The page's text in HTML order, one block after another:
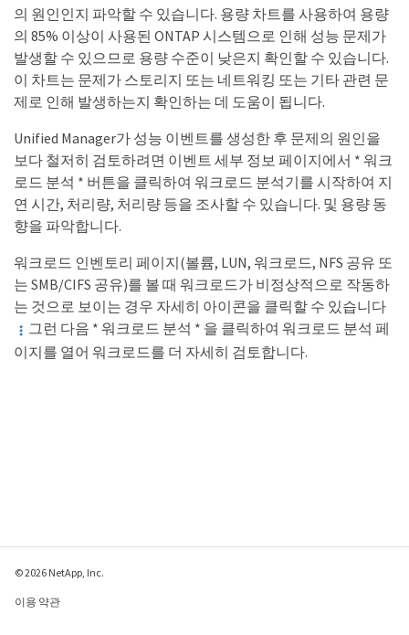
의 원인인지 파악할 수 있습니다. 용량 차트를 사용하여 용량
의 85% 이상이 사용된 ONTAP 시스템으로 인해 성능 문제가
발생할 수 있으므로 용량 수준이 낮은지 확인할 수 있습니다.
이 차트는 문제가 스토리지 또는 네트워킹 또는 기타 관련 문
제로 인해 발생하는지 확인하는 데 도움이 됩니다.
Unified Manager가 성능 이벤트를 생성한 후 문제의 원인을
보다 철저히 검토하려면 이벤트 세부 정보 페이지에서 * 워크
로드 분석 * 버튼을 클릭하여 워크로드 분석기를 시작하여 지
연 시간, 처리량, 처리량 등을 조사할 수 있습니다. 및 용량 동
향을 파악합니다.
워크로드 인벤토리 페이지(볼륨, LUN, 워크로드, NFS 공유 또
는 SMB/CIFS 공유)를 볼 때 워크로드가 비정상적으로 작동하
는 것으로 보이는 경우 자세히 아이콘을 클릭할 수 있습니다
그런 다음 * 워크로드 분석 * 을 클릭하여 워크로드 분석 페
이지를 열어 워크로드를 더 자세히 검토합니다.
© 2026 NetApp, Inc.
이용 약관